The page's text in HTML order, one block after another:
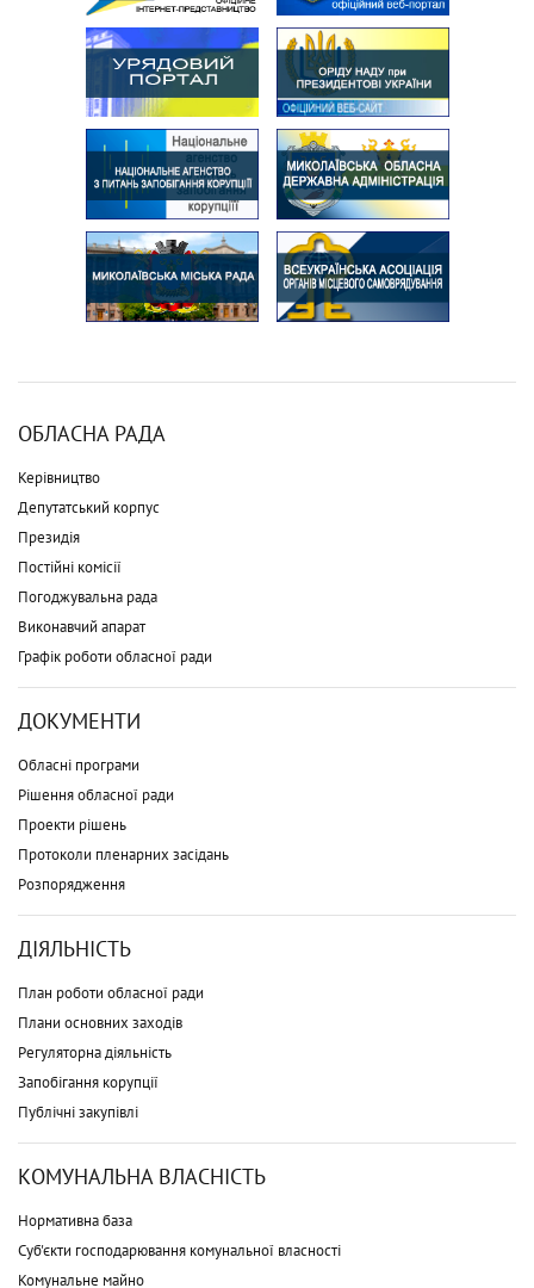
ОБЛАСНА РАДА
Керівництво
Депутатський корпус
Президія
Постійні комісії
Погоджувальна рада
Виконавчий апарат
Графік роботи обласної ради
ДОКУМЕНТИ
Обласні програми
Рішення обласної ради
Проекти рішень
Протоколи пленарних засідань
Розпорядження
ДІЯЛЬНІСТЬ
План роботи обласної ради
Плани основних заходів
Регуляторна діяльність
Запобігання корупції
Публічні закупівлі
КОМУНАЛЬНА ВЛАСНІСТЬ
Нормативна база
Суб'єкти господарювання комунальної власності
Комунальне майно